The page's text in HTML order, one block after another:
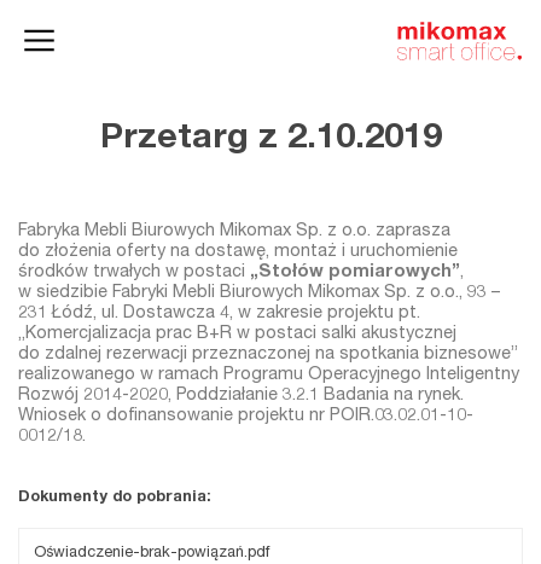
Przetarg z 2.10.2019
Fabryka Mebli Biurowych Mikomax Sp. z o.o. zaprasza
do złożenia oferty na dostawę, montaż i uruchomienie
środków trwałych w postaci „Stołów pomiarowych”,
w siedzibie Fabryki Mebli Biurowych Mikomax Sp. z o.o., 93 –
231 Łódź, ul. Dostawcza 4, w zakresie projektu pt.
„Komercjalizacja prac B+R w postaci salki akustycznej
do zdalnej rezerwacji przeznaczonej na spotkania biznesowe”
realizowanego w ramach Programu Operacyjnego Inteligentny
Rozwój 2014-2020, Poddziałanie 3.2.1 Badania na rynek.
Wniosek o dofinansowanie projektu nr POIR.03.02.01-10-
0012/18.
Dokumenty do pobrania:
Oświadczenie-brak-powiązań.pdf